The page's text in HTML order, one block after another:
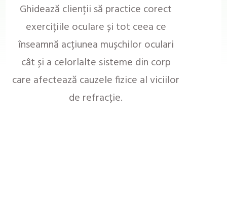
Ghidează clienții să practice corect
exercițiile oculare și tot ceea ce
înseamnă acțiunea mușchilor oculari
cât și a celorlalte sisteme din corp
care afectează cauzelefizice al viciilor
de refracție.